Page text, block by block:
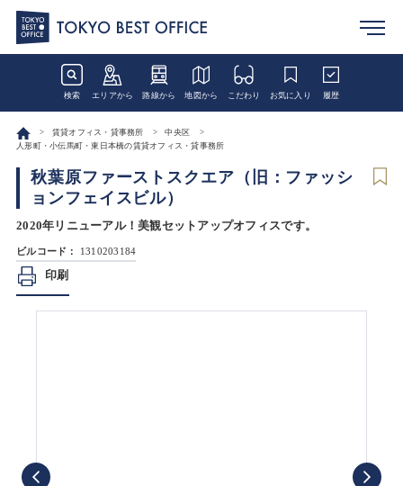
検索 エリアから 路線から 地図から こだわり お気に入り 履歴
賃貸オフィス・貸事務所
中央区
人形町・小伝馬町・東日本橋の賃貸オフィス・貸事務所
秋葉原ファーストスクエア（旧：ファッシ
ョンフェイスビル）
2020年リニューアル！美観セットアップオフィスです。
ビルコード： 1310203184
印刷